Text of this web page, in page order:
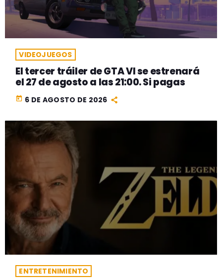
VIDEOJUEGOS
El tercer tráiler de GTA VI se estrenará
el 27 de agosto a las 21:00. Si pagas
today 6 DE AGOSTO DE 2026
ENTRETENIMIENTO